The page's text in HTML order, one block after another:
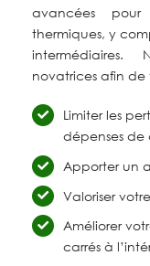
avancées
thermiques, y
intermédiaires.
novatrices afin de
Limiter les
dépenses
Apporter un
Valoriser
Améliorer
carrés à